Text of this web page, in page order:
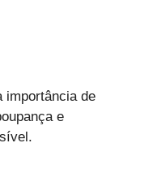
importância de
e